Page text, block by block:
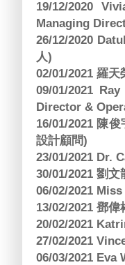
19/12/2020
Managing
26/12/2020
人)
02/01/2021 羅
09/01/2021
Director &
16/01/2021 陳
設計顧問)
23/01/2021 Dr.
30/01/2021 劉
06/02/2021
13/02/2021 鄧
20/02/2021
27/02/2021
06/03/2021 Eva